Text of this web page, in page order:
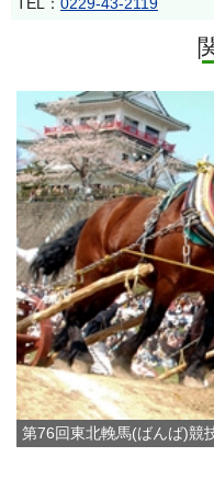
TEL： 0229-43-2119
第76回東北輓馬(ばんば)競